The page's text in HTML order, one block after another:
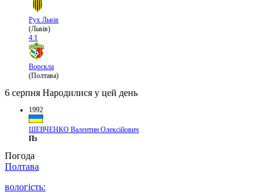
Рух Львів
(Львів)
4:1
Ворскла
(Полтава)
6 серпня Народилися у цей день
1992
ШЕВЧЕНКО Валентин Олексійович
Пз
Погода
Полтава
вологість: